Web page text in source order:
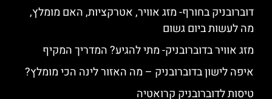
דוברובניק בחורף- מזג אוויר, אטרקציות, האם מומלץ,
מה לעשות ביום גשום
מזג אוויר בדוברובניק- מתי להגיע? המדריך המקיף
איפה לישון בדוברובניק – מה האזור לינה הכי מומלץ?
טיסות לדוברובניק קרואטיה